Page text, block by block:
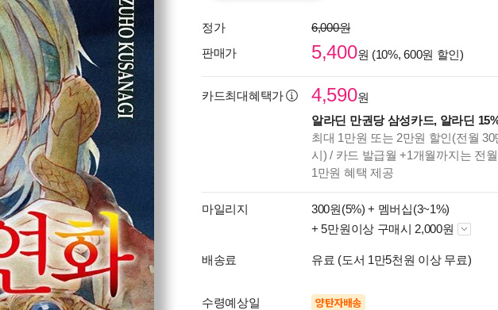
정가
6,000원
판매가
5,400원 (10%, 600원 할인)
카드최대혜택가 4,590원
알라딘 만권당 삼성카드, 알라딘
최대 1만원 또는 2만원 할인(전월
시) / 카드 발급월 +1개월까지는 전
1만원 혜택 제공
마일리지 300원(5%) + 멤버십(3~1%)
+ 5만원이상 구매시 2,000원
배송료 유료 (도서 1만5천원 이상 무료)
수령예상일 양탄자배송